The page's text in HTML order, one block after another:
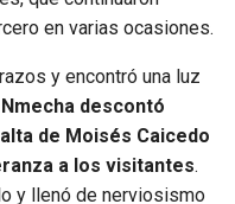
en varias ocasiones.
y encontró una luz
descontó
de Moisés Caicedo
a los visitantes.
y llenó de nerviosismo